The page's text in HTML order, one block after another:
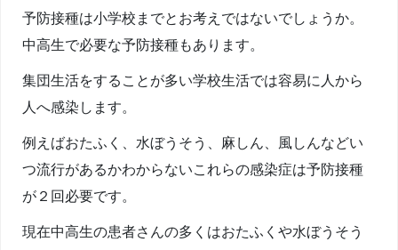
予防接種は小学校までとお考えではないでしょうか。
中高生で必要な予防接種もあります。
集団生活をすることが多い学校生活では容易に人から
人へ感染します。
例えばおたふく、水ぼうそう、麻しん、風しんなどい
つ流行があるかわからないこれらの感染症は予防接種
が２回必要です。
現在中高生の患者さんの多くはおたふくや水ぼうそう